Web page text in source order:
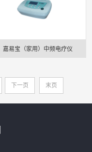
嘉易宝（家用）中频电疗仪
下一页 末页